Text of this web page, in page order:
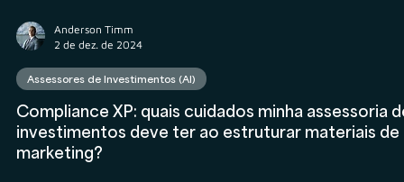
Anderson Timm